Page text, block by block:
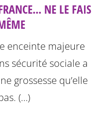
NE LE FAIS
enceinte majeure
sécurité sociale a
grossesse qu’elle
(…)